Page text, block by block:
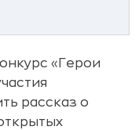
«Герои
рассказ о